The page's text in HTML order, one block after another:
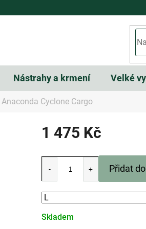
Nástrahy a krmení Velké
Cyclone Cargo
1 475 Kč
Skladem
Přidat